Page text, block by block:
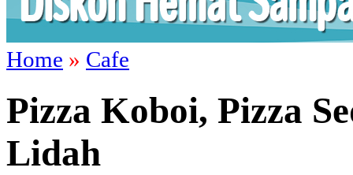
Home » Cafe
Pizza Koboi, Pizza
Lidah